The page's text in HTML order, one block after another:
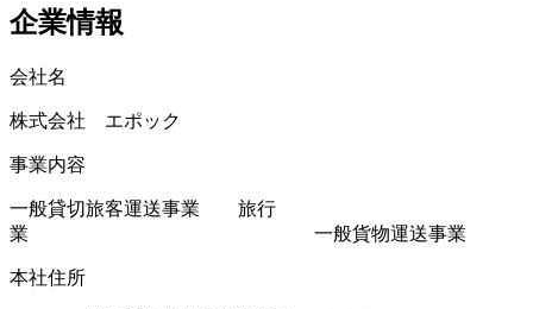
企業情報
会社名
株式会社 エポック
事業内容
一般貸切旅客運送事業 旅行
業 一般貨物運送事業
本社住所